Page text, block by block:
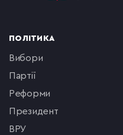
ПОЛІТИКА
вибори
партії
реформи
президент
ВРУ